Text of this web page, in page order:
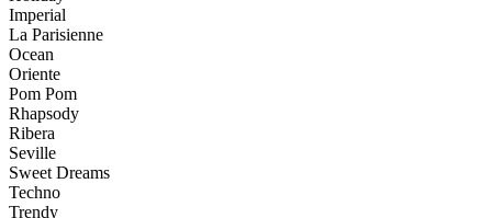
Imperial
La Parisienne
Ocean
Oriente
Pom Pom
Rhapsody
Ribera
Seville
Sweet Dreams
Techno
Trendy